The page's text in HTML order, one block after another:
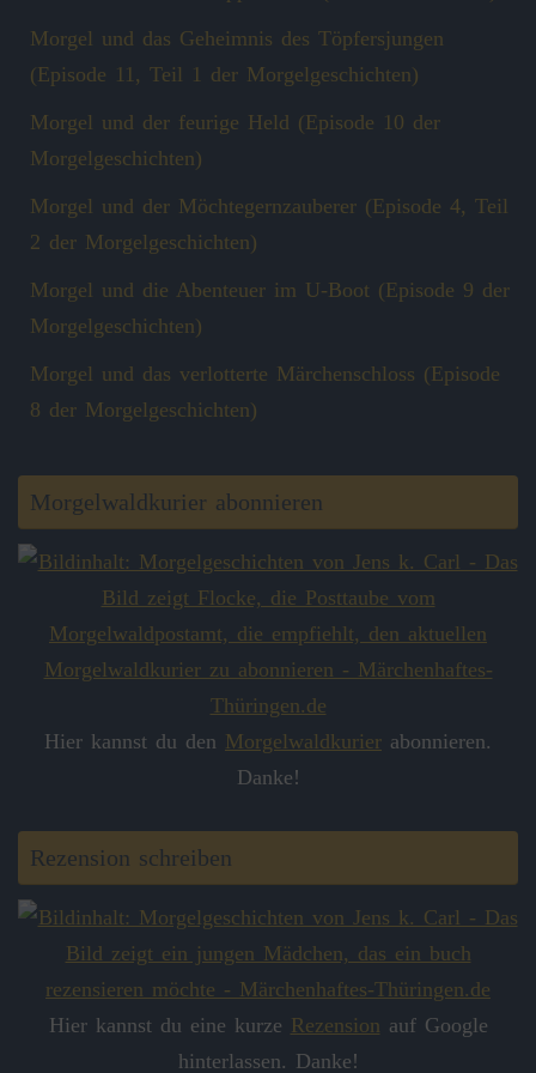
Morgel und das Geheimnis des Töpfersjungen
(Episode 11, Teil 1 der Morgelgeschichten)
Morgel und der feurige Held (Episode 10 der
Morgelgeschichten)
Morgel und der Möchtegernzauberer (Episode 4, Teil
2 der Morgelgeschichten)
Morgel und die Abenteuer im U-Boot (Episode 9 der
Morgelgeschichten)
Morgel und das verlotterte Märchenschloss (Episode
8 der Morgelgeschichten)
Morgelwaldkurier abonnieren
Hier kannst du den Morgelwaldkurier abonnieren.
Danke!
Rezension schreiben
Hier kannst du eine kurze Rezension auf Google
hinterlassen. Danke!